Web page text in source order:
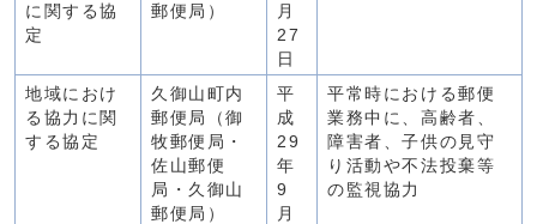
に関する協
定
郵便局）
月
27
日
地域におけ
る協力に関
する協定
久御山町内
郵便局（御
牧郵便局・
佐山郵便
局・久御山
郵便局）
平
成
29
年
9
月
平常時における郵便
業務中に、高齢者、
障害者、子供の見守
り活動や不法投棄等
の監視協力